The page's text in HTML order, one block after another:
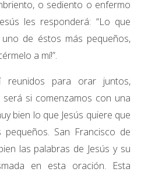
o sediento o enfermo
les responderá: “Lo que
de éstos más pequeños,
a mí!”.
reunidos para orar juntos,
si comenzamos con una
bien lo que Jesús quiere que
San Francisco de
las palabras de Jesús y su
en esta oración. Esta